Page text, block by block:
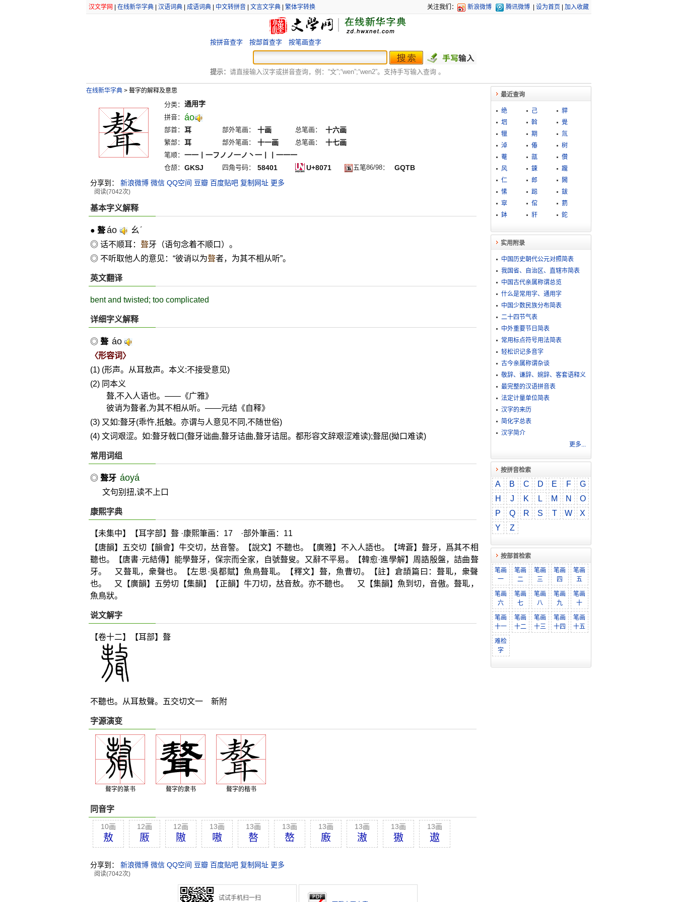
汉文学网 在线新华字典| 汉语词典| 成语词典| 中文转拼音| 文言文字典| 繁体字转换 关注我们： 新浪微博 腾讯微博 设为首页 加入收藏
按拼音查字 按部首查字 按笔画查字
提示： 请直接输入汉字或拼音查询，例：“文”;“wen”;“wen2”。支持手写输入查询 。
在线新华字典 >聱字的解释及意思
分类： 通用字
拼音： áo
部首： 耳 部外笔画： 十画 总笔画： 十六画
繁部： 耳 部外笔画： 十一画 总笔画： 十七画
笔顺： 一一丨一フノノ一ノ丶一丨丨一一一
仓颉： GKSJ 四角号码： 58401 U+8071 五笔86/98：
GQTB
分享到：
新浪微博 微信 QQ空间 豆瓣 百度贴吧 复制网址 更多
阅读(7042次)
基本字义解释
● 聱 áo ㄠˊ
◎ 话不顺耳： 聱牙（语句念着不顺口）。
◎ 不听取他人的意见：“彼诮以为聱者，为其不相从听”。
英文翻译
bent and twisted; too complicated
详细字义解释
◎ 聱 áo
〈形容词〉
(1) (形声。从耳敖声。本义:不接受意见)
(2) 同本义
聱,不入人语也。——《广雅》
彼诮为聱者,为其不相从听。——元结《自释》
(3) 又如:聱牙(乖忤,抵触。亦谓与人意见不同,不随世俗)
(4) 文词艰涩。如:聱牙戟口(聱牙诎曲,聱牙诘曲,聱牙诘屈。都形容文辞艰涩难读);聱屈(拗口难读)
常用词组
◎ 聱牙 áoyá
文句别扭,读不上口
康熙字典
【未集中】【耳字部】聱 ·康熙筆画：17 ·部外筆画：11
【唐韻】五交切【韻會】牛交切，𠀤音謷。【說文】不聽也。【廣雅】不入人語也。【埤蒼】聱牙，爲其不相
聽也。【唐書·元結傳】能學聱牙，保宗而全家，自號聱叟。又辭不平易。【韓愈·進學解】周誥殷盤，詰曲聱
牙。 又聱耴，衆聲也。【左思·吳都賦】魚鳥聱耴。【釋文】聱，魚曹切。【註】倉頡篇曰：聱耴，衆聲
也。 又【廣韻】五勞切【集韻】【正韻】牛刀切， 𠀤音敖。亦不聽也。 又【集韻】魚到切，音傲。聱耴，
魚鳥狀。
说文解字
【卷十二】【耳部】 聱
不聽也。从耳敖聲。五交切文一 新附
字源演变
聱字的篆书 聱字的隶书 聱字的楷书
同音字
10画
敖
12画
厫
12画
隞
13画
嗷
13画
嗸
13画
嶅
13画
廒
13画
滶
13画
獓
13画
遨
分享到： 新浪微博 微信 QQ空间 豆瓣 百度贴吧 复制网址 更多
阅读(7042次)
试试手机扫一扫
最近查询
绝 己
貋
垇
斡
覺
犣
期
氚
淖
偆
树
菴
瓿
儹
风
鋉
躘
仁
郎
閪
愫
跽
鈸
窣
倌
藅
鉢
豻 鉈
实用附录
中国历史朝代公元对照简表
我国省、自治区、直辖市简表
中国古代亲属称谓总览
什么是常用字、通用字
中国少数民族分布简表
二十四节气表
中外重要节日简表
常用标点符号用法简表
轻松识记多音字
古今亲属称谓杂谈
敬​辞​、​谦​辞​、​婉​辞​、​客​套​语​释​义
最完整的汉语拼音表
法定计量单位简表
汉字的来历
简化字总表
汉字简介
更多...
按拼音检索
A B C D E F
G
H
J K L M N
O
P
Q R S T W
X
Y
Z
按部首检索
笔画
一
笔画
二
笔画
三
笔画
四
笔画
五
笔画
六
笔画
七
笔画
八
笔画
九
笔画
十
笔画
十一
笔画
十二
笔画
十三
笔画
十四
笔画
十五
难检
字